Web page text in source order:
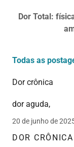
Dor Total:
Todas as
Dor crônica
dor aguda,
20 de junho de
DOR